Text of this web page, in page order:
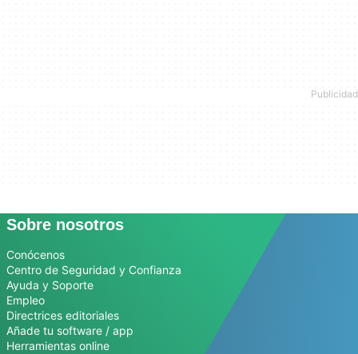
Sobre nosotros
Conócenos
Centro de Seguridad y Confianza
Ayuda y Soporte
Empleo
Directrices editoriales
Añade tu software / app
Herramientas online